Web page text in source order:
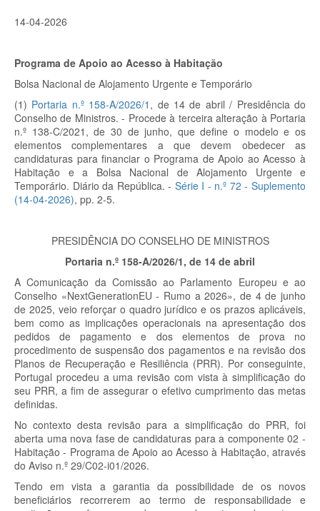
14-04-2026
Programa de Apoio ao Acesso à Habitação
Bolsa Nacional de Alojamento Urgente e Temporário
(1) Portaria n.º 158-A/2026/1 , de 14 de abril / Presidência do
Conselho de Ministros. - Procede à terceira alteração à Portaria
n.º 138-C/2021, de 30 de junho, que define o modelo e os
elementos complementares a que devem obedecer as
candidaturas para financiar o Programa de Apoio ao Acesso à
Habitação e a Bolsa Nacional de Alojamento Urgente e
Temporário. Diário da República. - Série I - n.º 72 - Suplemento
(14-04-2026), pp. 2-5.
PRESIDÊNCIA DO CONSELHO DE MINISTROS
Portaria n.º 158-A/2026/1, de 14 de abril
A Comunicação da Comissão ao Parlamento Europeu e ao
Conselho «NextGenerationEU - Rumo a 2026», de 4 de junho
de 2025, veio reforçar o quadro jurídico e os prazos aplicáveis,
bem como as implicações operacionais na apresentação dos
pedidos de pagamento e dos elementos de prova no
procedimento de suspensão dos pagamentos e na revisão dos
Planos de Recuperação e Resiliência (PRR). Por conseguinte,
Portugal procedeu a uma revisão com vista à simplificação do
seu PRR, a fim de assegurar o efetivo cumprimento das metas
definidas.
No contexto desta revisão para a simplificação do PRR, foi
aberta uma nova fase de candidaturas para a componente 02 -
Habitação - Programa de Apoio ao Acesso à Habitação, através
do Aviso n.º 29/C02-i01/2026.
Tendo em vista a garantia da possibilidade de os novos
beneficiários recorrerem ao termo de responsabilidade e